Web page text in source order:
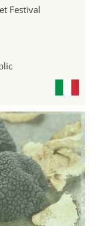
Festival